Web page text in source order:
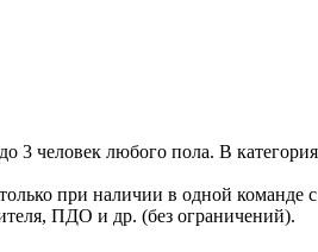
человек любого пола. В
при наличии в одной команде
ПДО и др. (без ограничений).